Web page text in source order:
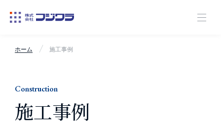
ホーム 施工事例
Construction
施工事例